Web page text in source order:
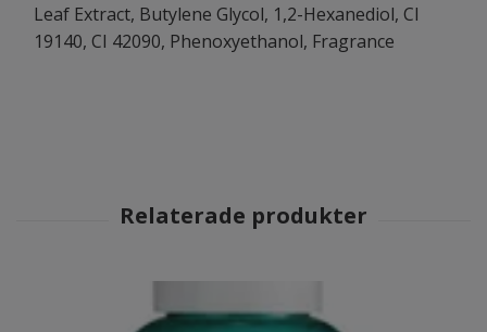
Leaf Extract, Butylene Glycol, 1,2-Hexanediol, CI
19140, CI 42090, Phenoxyethanol, Fragrance